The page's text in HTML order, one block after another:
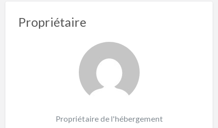
Propriétaire
Propriétaire de l'hébergement